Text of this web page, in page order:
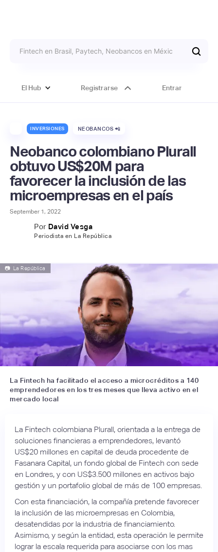
El Hub Registrarse Entrar
INVERSIONES NEOBANCOS 📲
Neobanco colombiano Plurall
obtuvo US$20M para
favorecer la inclusión de las
microempresas en el país
September 1, 2022
Por David Vesga
Periodista en La República
📷 La República
La Fintech ha facilitado el acceso a microcréditos a 140
emprendedores en los tres meses que lleva activo en el
mercado local
La Fintech colombiana Plurall, orientada a la entrega de
soluciones financieras a emprendedores, levantó
US$20 millones en capital de deuda procedente de
Fasanara Capital, un fondo global de Fintech con sede
en Londres, y con US$3.500 millones en activos bajo
gestión y un portafolio global de más de 100 empresas.
Con esta financiación, la compañía pretende favorecer
la inclusión de las microempresas en Colombia,
desatendidas por la industria de financiamiento.
Asimismo, y según la entidad, esta operación le permite
lograr la escala requerida para asociarse con los mas